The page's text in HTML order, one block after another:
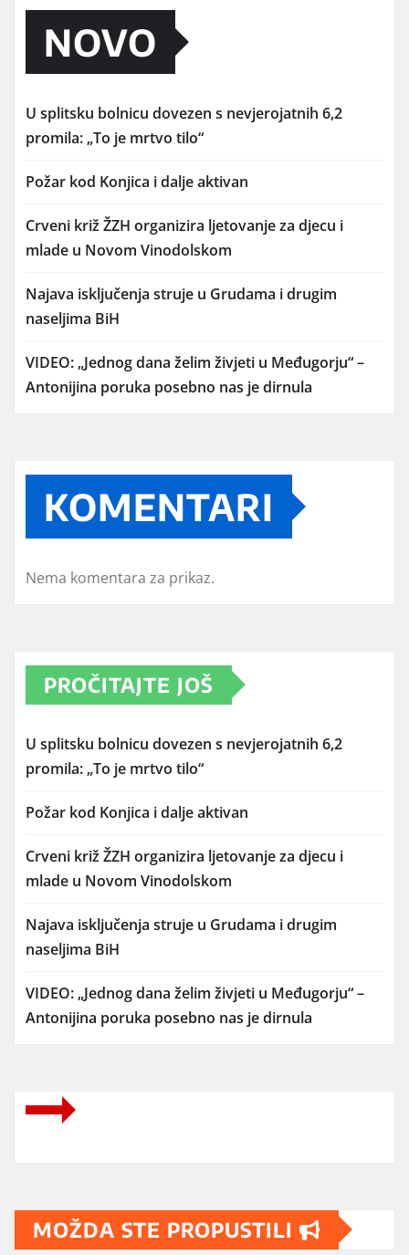
NOVO
U splitsku bolnicu dovezen s nevjerojatnih 6,2
promila: „To je mrtvo tilo“
Požar kod Konjica i dalje aktivan
Crveni križ ŽZH organizira ljetovanje za djecu i
mlade u Novom Vinodolskom
Najava isključenja struje u Grudama i drugim
naseljima BiH
VIDEO: „Jednog dana želim živjeti u Međugorju“ –
Antonijina poruka posebno nas je dirnula
KOMENTARI
Nema komentara za prikaz.
PROČITAJTE JOŠ
U splitsku bolnicu dovezen s nevjerojatnih 6,2
promila: „To je mrtvo tilo“
Požar kod Konjica i dalje aktivan
Crveni križ ŽZH organizira ljetovanje za djecu i
mlade u Novom Vinodolskom
Najava isključenja struje u Grudama i drugim
naseljima BiH
VIDEO: „Jednog dana želim živjeti u Međugorju“ –
Antonijina poruka posebno nas je dirnula
MOŽDA STE PROPUSTILI